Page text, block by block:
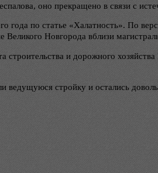
оно прекращено в связи с
по статье «Халатность». По
Новгорода вблизи
и дорожного
ведущуюся стройку и остались